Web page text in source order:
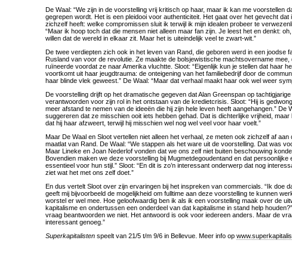
De Waal: “We zijn in de voorstelling vrij kritisch op haar, maar ik kan me voorstellen
gegrepen wordt. Het is een pleidooi voor authenticiteit. Het gaat over het gevecht dat
zichzelf heeft: welke compromissen sluit ik terwijl ik mijn idealen probeer te
“Maar ik hoop toch dat die mensen niet alleen maar fan zijn. Je leest het en denkt:
willen dat de wereld in elkaar zit. Maar het is uiteindelijk veel te zwart-wit.”
De twee verdiepten zich ook in het leven van Rand, die geboren werd in een joodse
Rusland van voor de revolutie. Ze maakte de bolsjewistische machtsovername mee,
ruïneerde voordat ze naar Amerika vluchtte. Sloot: “Eigenlijk kun je stellen dat haar
voortkomt uit haar jeugdtrauma: de onteigening van het familiebedrijf door de
haar blinde vlek geweest.” De Waal: “Maar dat verhaal maakt haar ook wel weer
De voorstelling drijft op het dramatische gegeven dat Alan Greenspan op
verantwoorden voor zijn rol in het ontstaan van de kredietcrisis. Sloot: “Hij is
meer afstand te nemen van de ideeën die hij zijn hele leven heeft aangehangen.” De
suggereren dat ze misschien ooit iets hebben gehad. Dat is dichterlijke vrijheid, maar
dat hij haar afzweert, terwijl hij misschien wel nog wel veel voor haar voelt.”
Maar De Waal en Sloot vertellen niet alleen het verhaal, ze meten ook zichzelf af aan
maatlat van Rand. De Waal: “We stappen als het ware uit de voorstelling. Dat was
Maar Lineke en Joan Nederlof vonden dat we ons zelf niet buiten beschouwing
Bovendien maken we deze voorstelling bij Mugmetdegoudentand en dat persoonlijke
essentieel voor hun stijl.” Sloot: “En dit is zo’n interessant onderwerp dat nog
ziet wat het met ons zelf doet.”
En dus vertelt Sloot over zijn ervaringen bij het inspreken van commercials. “Ik doe
geeft mij bijvoorbeeld de mogelijkheid om fulltime aan deze voorstelling te kunnen
worstel er wel mee. Hoe geloofwaardig ben ik als ik een voorstelling maak over de
kapitalisme en ondertussen een onderdeel van dat kapitalisme in stand help
vraag beantwoorden we niet. Het antwoord is ook voor iedereen anders. Maar de
interessant genoeg.”
Superkapitalisten speelt van 21/5 t/m 9/6 in Bellevue. Meer info op